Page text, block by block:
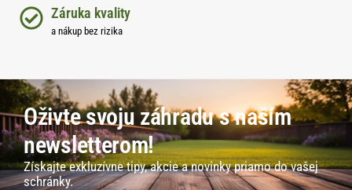
Záruka kvality
a nákup bez rizika
Oživte svoju záhradu s naším
newsletterom!
Získajte exkluzívne tipy, akcie a novinky priamo do vašej
schránky.